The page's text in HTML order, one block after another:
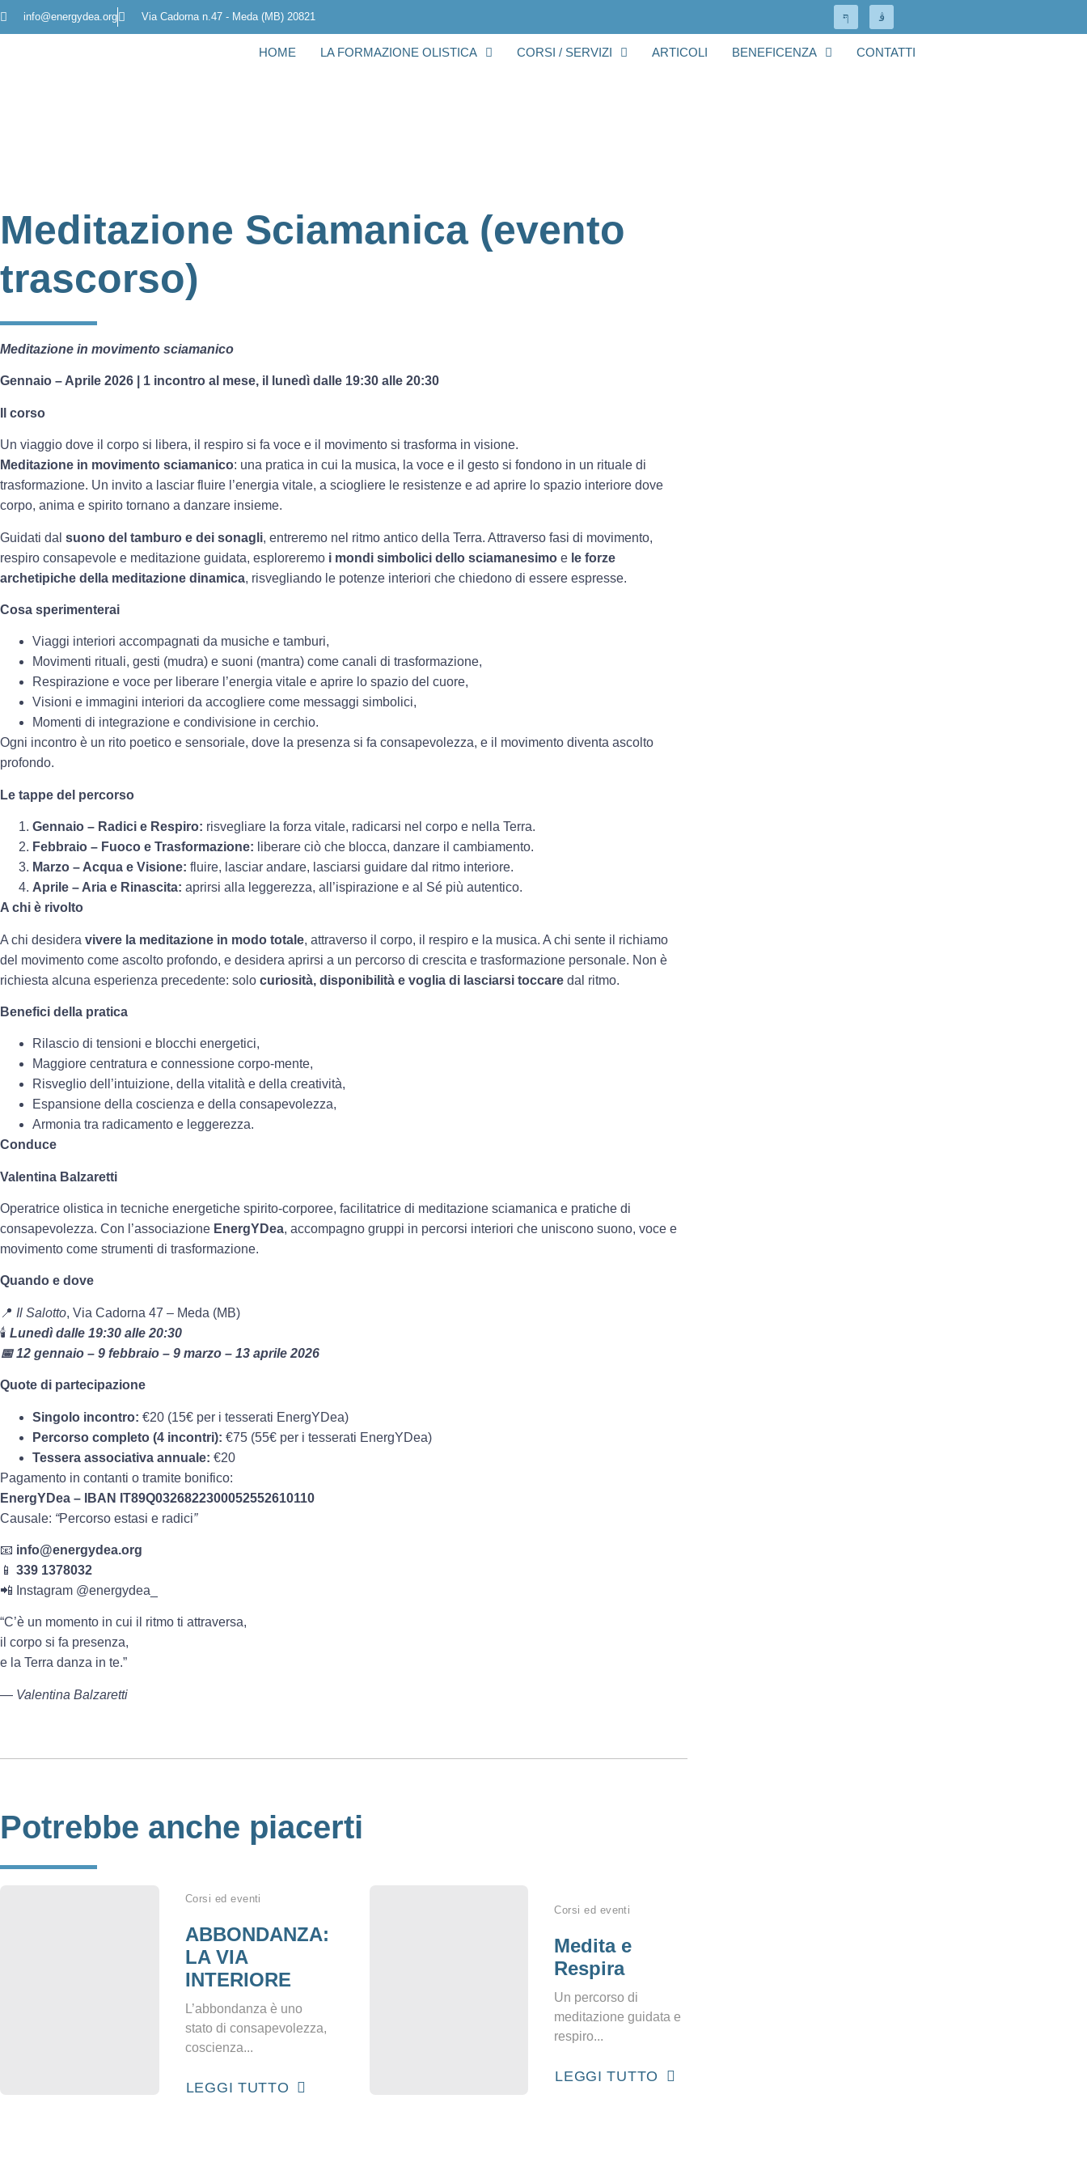
info@energydea.org Via Cadorna n.47 - Meda (MB) 20821
HOME LA FORMAZIONE OLISTICA CORSI / SERVIZI ARTICOLI BENEFICENZA CONTATTI
Meditazione Sciamanica (evento
trascorso)
Meditazione in movimento sciamanico
Gennaio – Aprile 2026 | 1 incontro al mese, il lunedì dalle 19:30 alle 20:30
Il corso
Un viaggio dove il corpo si libera, il respiro si fa voce e il movimento si trasforma in visione.
Meditazione in movimento sciamanico: una pratica in cui la musica, la voce e il gesto si fondono in un rituale di
trasformazione. Un invito a lasciar fluire l’energia vitale, a sciogliere le resistenze e ad aprire lo spazio interiore dove
corpo, anima e spirito tornano a danzare insieme.
Guidati dal suono del tamburo e dei sonagli, entreremo nel ritmo antico della Terra. Attraverso fasi di movimento,
respiro consapevole e meditazione guidata, esploreremo i mondi simbolici dello sciamanesimo e le forze
archetipiche della meditazione dinamica, risvegliando le potenze interiori che chiedono di essere espresse.
Cosa sperimenterai
Viaggi interiori accompagnati da musiche e tamburi,
Movimenti rituali, gesti (mudra) e suoni (mantra) come canali di trasformazione,
Respirazione e voce per liberare l’energia vitale e aprire lo spazio del cuore,
Visioni e immagini interiori da accogliere come messaggi simbolici,
Momenti di integrazione e condivisione in cerchio.
Ogni incontro è un rito poetico e sensoriale, dove la presenza si fa consapevolezza, e il movimento diventa ascolto
profondo.
Le tappe del percorso
Gennaio – Radici e Respiro: risvegliare la forza vitale, radicarsi nel corpo e nella Terra.
Febbraio – Fuoco e Trasformazione: liberare ciò che blocca, danzare il cambiamento.
Marzo – Acqua e Visione: fluire, lasciar andare, lasciarsi guidare dal ritmo interiore.
Aprile – Aria e Rinascita: aprirsi alla leggerezza, all’ispirazione e al Sé più autentico.
A chi è rivolto
A chi desidera vivere la meditazione in modo totale, attraverso il corpo, il respiro e la musica. A chi sente il richiamo
del movimento come ascolto profondo, e desidera aprirsi a un percorso di crescita e trasformazione personale. Non è
richiesta alcuna esperienza precedente: solo curiosità, disponibilità e voglia di lasciarsi toccare dal ritmo.
Benefici della pratica
Rilascio di tensioni e blocchi energetici,
Maggiore centratura e connessione corpo-mente,
Risveglio dell’intuizione, della vitalità e della creatività,
Espansione della coscienza e della consapevolezza,
Armonia tra radicamento e leggerezza.
Conduce
Valentina Balzaretti
Operatrice olistica in tecniche energetiche spirito-corporee, facilitatrice di meditazione sciamanica e pratiche di
consapevolezza. Con l’associazione EnergYDea, accompagno gruppi in percorsi interiori che uniscono suono, voce e
movimento come strumenti di trasformazione.
Quando e dove
📍 Il Salotto, Via Cadorna 47 – Meda (MB)
🕯️ Lunedì dalle 19:30 alle 20:30
📅 12 gennaio – 9 febbraio – 9 marzo – 13 aprile 2026
Quote di partecipazione
Singolo incontro: €20 (15€ per i tesserati EnergYDea)
Percorso completo (4 incontri): €75 (55€ per i tesserati EnergYDea)
Tessera associativa annuale: €20
Pagamento in contanti o tramite bonifico:
EnergYDea – IBAN IT89Q0326822300052552610110
Causale: “Percorso estasi e radici”
📧 info@energydea.org
📱 339 1378032
📲 Instagram @energydea_
“C’è un momento in cui il ritmo ti attraversa,
il corpo si fa presenza,
e la Terra danza in te.”
— Valentina Balzaretti
Potrebbe anche piacerti
Corsi ed eventi
ABBONDANZA:
LA VIA
INTERIORE
L’abbondanza è uno
stato di consapevolezza,
coscienza...
LEGGI TUTTO
Corsi ed eventi
Medita e
Respira
Un percorso di
meditazione guidata e
respiro...
LEGGI TUTTO